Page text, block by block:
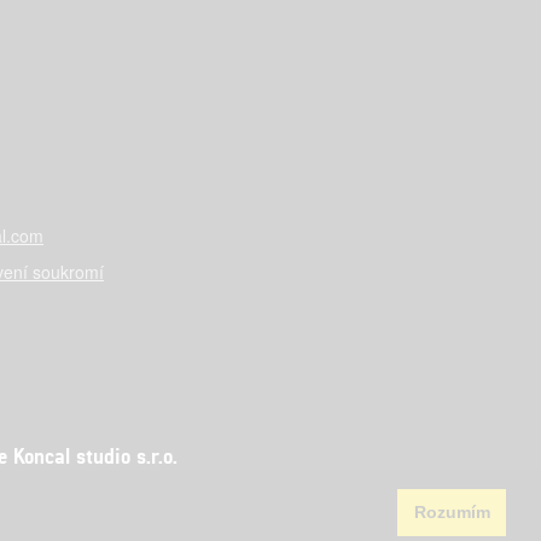
Rozumím
soukromí
studio s.r.o.